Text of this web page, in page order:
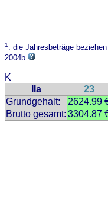
1: die Jahresbeträge
2004b
K
.. IIa .. 23
Grundgehalt:
2624.99
Brutto gesamt: 3304.87